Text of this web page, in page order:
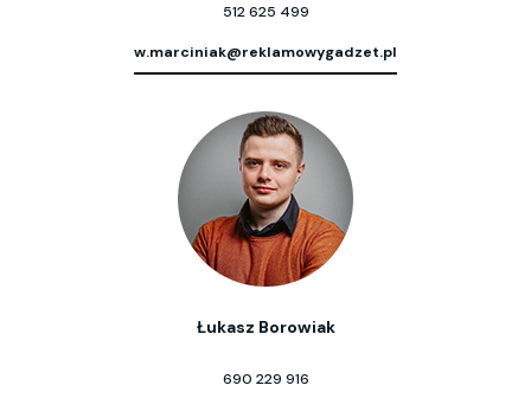
512 625 499
w.marciniak@reklamowygadzet.pl
Łukasz Borowiak
690 229 916